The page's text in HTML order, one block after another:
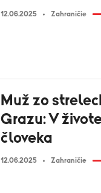
12.06.2025 Zahraničie
Muž zo
Grazu: V
človeka
12.06.2025 Zahraničie